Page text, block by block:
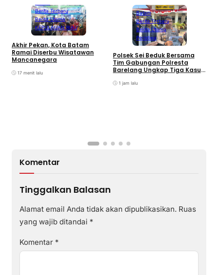
Berita Terbaru
Berita Utama
KEPULAUAN RIAU
Akhir Pekan, Kota Batam
Ramai Diserbu Wisatawan
Mancanegara
17 menit lalu
Batam
Berita Terbaru
Berita Utama
Peristiwa
Polsek Sei Beduk Bersama
Tim Gabungan Polresta
Barelang Ungkap Tiga Kasus
1 jam lalu
Komentar
Tinggalkan Balasan
Alamat email Anda tidak akan dipublikasikan. Ruas
yang wajib ditandai *
Komentar *